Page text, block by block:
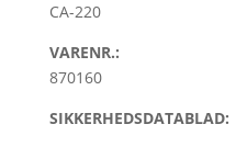
CA-220
VARENR.:
870160
SIKKERHEDSDATABLAD: